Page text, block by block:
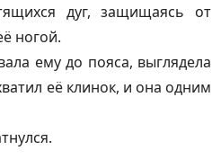
дуг, защищаясь от
ногой.
ему до пояса, выглядела
её клинок, и она одним